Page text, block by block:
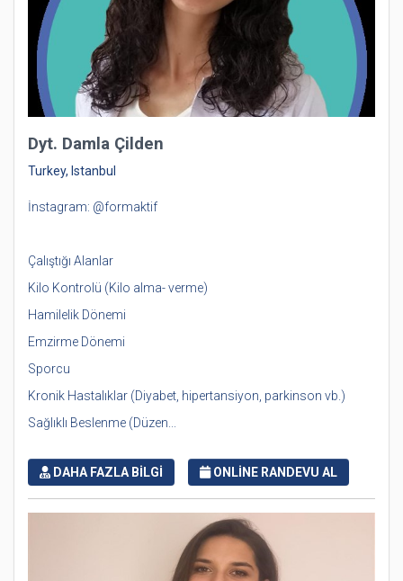
Dyt. Damla Çilden
Turkey, Istanbul
İnstagram: @formaktif
Çalıştığı Alanlar
Kilo Kontrolü (Kilo alma- verme)
Hamilelik Dönemi
Emzirme Dönemi
Sporcu
Kronik Hastalıklar (Diyabet, hipertansiyon, parkinson vb.)
Sağlıklı Beslenme (Düzen...
DAHA FAZLA BİLGİ ONLİNE RANDEVU AL